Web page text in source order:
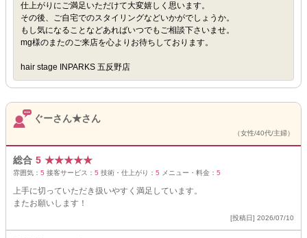
仕上がりにご満足いただけて大変嬉しく思います。
その後、ご自宅でのスタイリングなどいかがでしょうか。
もし気になることなどあればいつでもご相談下さいませ。
mg様のまたのご来店を心よりお待ちしております。
hair stage INPARKS 五反野店
ぐーさん★さん
（女性/40代/主婦）
総合 5 ★★★★★
雰囲気： 5 接客サービス： 5 技術・仕上がり： 5 メニュー・料金： 5
上手に切っていただき扱いやすく満足しています。
またお願いします！
[投稿日] 2026/07/10